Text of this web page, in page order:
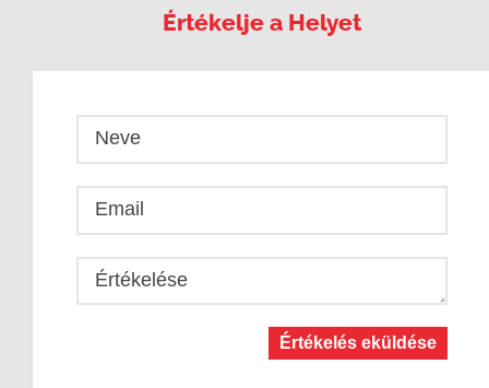
Értékelje a Helyet
Neve
Email
Értékelése
Értékelés eküldése